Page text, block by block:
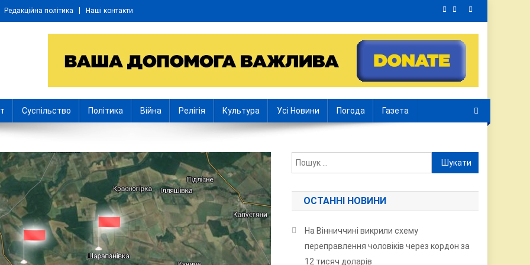
Редакційна політика Наші контакти
Суспільство Політика Війна Релігія Культура Усі Новини Погода Газета
Пошук:
ОСТАННІ НОВИНИ
На Вінниччині викрили схему
переправлення чоловіків через кордон за
12 тисяч доларів